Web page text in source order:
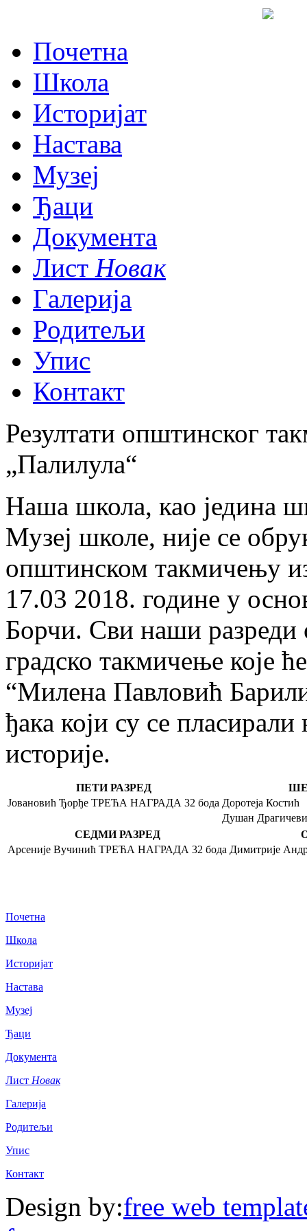
Почетна
Школа
Историјат
Настава
Музеј
Ђаци
Документа
Лист Новак
Галерија
Родитељи
Упис
Контакт
Резултати општинског
„Палилула“
Наша школа, као једина
Музеј школе, није се
општинском такмичењу
17.03 2018. године у
Борчи. Сви наши разреди
градско такмичење које
“Милена Павловић
ђака који су се
историје.
ПЕТИ РАЗРЕД
Јовановић Ђорђе ТРЕЋА НАГРАДА 32 бода Доротеја Костић
Душан
СЕДМИ РАЗРЕД
Арсеније Вучинић ТРЕЋА НАГРАДА 32 бода Димитрије
Почетна
Школа
Историјат
Настава
Музеј
Ђаци
Документа
Лист Новак
Галерија
Родитељи
Упис
Контакт
Design by:free web